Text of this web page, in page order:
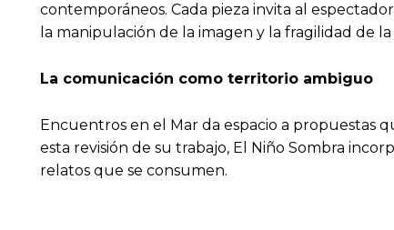
contemporáneos. Cada pieza invita al
la manipulación de la imagen y la fragilidad de
La comunicación como territorio ambiguo
Encuentros en el Mar da espacio a propuestas
esta revisión de su trabajo, El Niño Sombra
relatos que se consumen.